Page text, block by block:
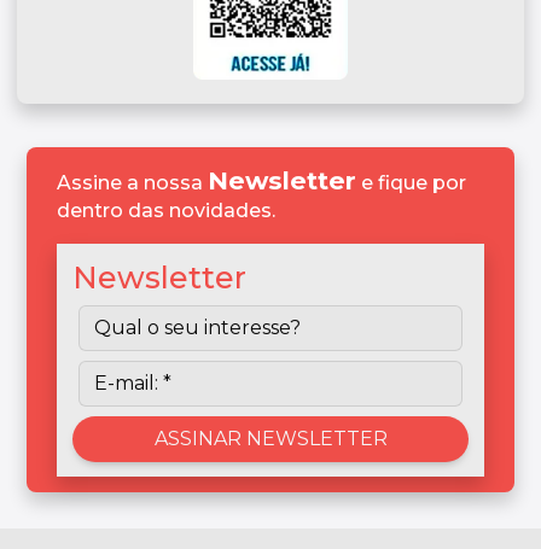
Assine a nossa Newsletter e fique por
dentro das novidades.
Newsletter